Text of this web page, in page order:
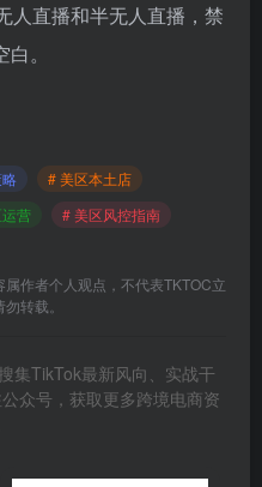
人直播和半无人直播，禁
。
# 美区本土店
营 # 美区风控指南
作者个人观点，不代表TKTOC立
转载。
集TikTok最新风向、实战干
众号，获取更多跨境电商资